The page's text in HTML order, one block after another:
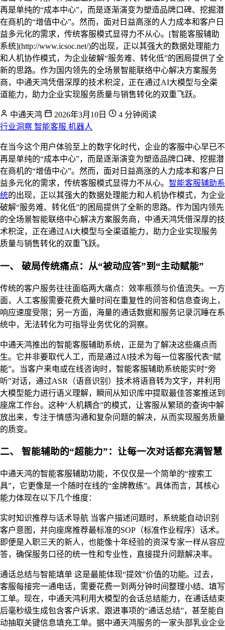
再是单纯的“成本中心”，而是逐渐演变为塑造品牌口碑、挖掘潜
在商机的“增值中心”。然而，面对日益高涨的人力成本和客户日
益多元化的需求，传统客服模式显得力不从心。[智能客服辅助
系统](http://www.icsoc.net/)的出现，正以其强大的数据处理能力
和人机协作模式，为企业破解“服务难、转化低”的困局提供了全
新的思路。作为国内领先的全场景智能联络中心解决方案服务
商，中通天鸿凭借深厚的技术积淀，正在通过AI大模型与全渠
道能力，助力企业实现服务质量与销售转化的双重飞跃。
中通天鸿 2026年3月10日
4 分钟阅读
行业洞察 智能客服 机器人
在当今这个用户体验至上的数字化时代，企业的客服中心早已不
再是单纯的“成本中心”，而是逐渐演变为塑造品牌口碑、挖掘潜
在商机的“增值中心”。然而，面对日益高涨的人力成本和客户日
益多元化的需求，传统客服模式显得力不从心。 智能客服辅助系
统的出现，正以其强大的数据处理能力和人机协作模式，为企业
破解“服务难、转化低”的困局提供了全新的思路。作为国内领先
的全场景智能联络中心解决方案服务商，中通天鸿凭借深厚的技
术积淀，正在通过AI大模型与全渠道能力，助力企业实现服务
质量与销售转化的双重飞跃。
一、 破局传统痛点：从“被动应答”到“主动赋能”
传统的客户服务往往面临两大痛点：效率瓶颈与价值流失。一方
面，人工客服需要花费大量时间在重复性的问答和信息查询上，
响应速度受限；另一方面，海量的通话数据和服务记录沉睡在系
统中，无法转化为可指导业务优化的洞察。
中通天鸿推出的智能客服辅助系统，正是为了解决这些痛点而
生。它并非要取代人工，而是通过AI技术为每一位客服代表“赋
能”。当客户来电或在线咨询时，智能客服辅助系统能实时“旁
听”对话，通过ASR（语音识别）技术将语音转为文字，并利用
大模型能力进行语义理解，瞬间从知识库中提取最佳答案推送到
座席工作台。这种“人机耦合”的模式，让客服从繁琐的查询中解
放出来，专注于情感沟通和复杂问题的解决，从而实现服务质量
的质变。
二、 智能辅助的“超能力”：让每一次对话都充满智慧
中通天鸿的智能客服辅助功能，不仅仅是一个简单的“搜索工
具”，它更像是一个随时在线的“金牌教练”。具体而言，其核心
能力体现在以下几个维度：
实时知识推荐与话术导航 当客户描述问题时，系统能自动识别
客户意图，并向座席推荐最标准的SOP（标准作业程序）话术。
即便是入职三天的新人，也能像十年经验的资深专家一样从容应
答，确保服务口径的统一性和专业性，直接提升问题解决率。
通话总结与智能填单 这是最能体现“提效”价值的功能。过去，
客服每接完一通电话，需要花费一到两分钟时间整理小结、填写
工单。现在，中通天鸿利用大模型的会话总结能力，在通话结束
后毫秒级生成包含客户诉求、跟进事项的“通话总结”，甚至能自
动抽取关键信息填充工单。据中通天鸿服务的一家头部乳业企业